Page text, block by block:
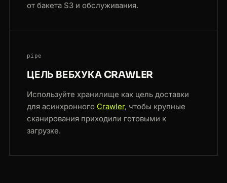
от бакета S3 и обслуживания.
pipe
ЦЕЛЬ ВЕБХУКА CRAWLER
Используйте хранилище как цель доставки
для асинхронного Crawler, чтобы крупные
сканирования приходили готовыми к
загрузке.